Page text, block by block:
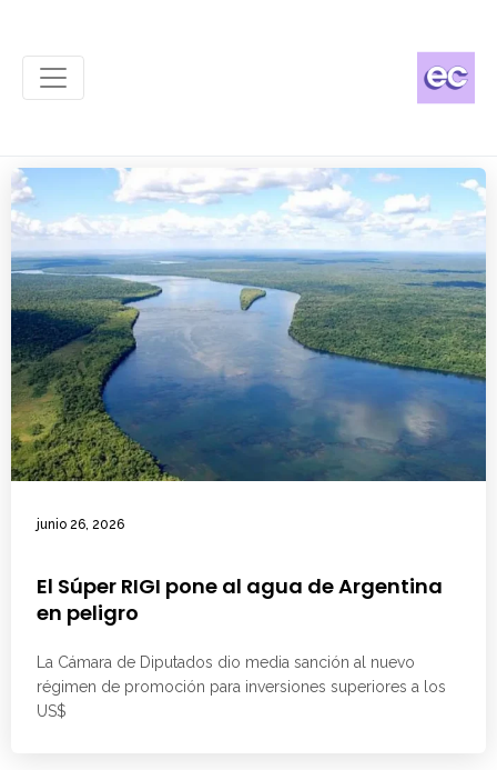
junio 26, 2026
El Súper RIGI pone al agua de Argentina
en peligro
La Cámara de Diputados dio media sanción al nuevo
régimen de promoción para inversiones superiores a los
US$